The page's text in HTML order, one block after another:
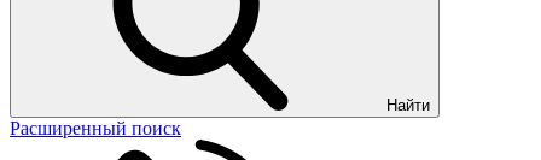
Найти
Расширенный поиск